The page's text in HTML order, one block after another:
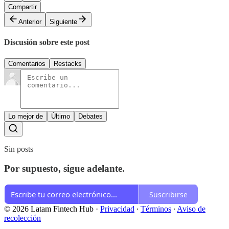
Compartir
Anterior
Siguiente
Discusión sobre este post
Comentarios Restacks
Lo mejor de Último Debates
Sin posts
Por supuesto, sigue adelante.
Suscribirse
© 2026 Latam Fintech Hub · Privacidad ∙ Términos ∙ Aviso de
recolección